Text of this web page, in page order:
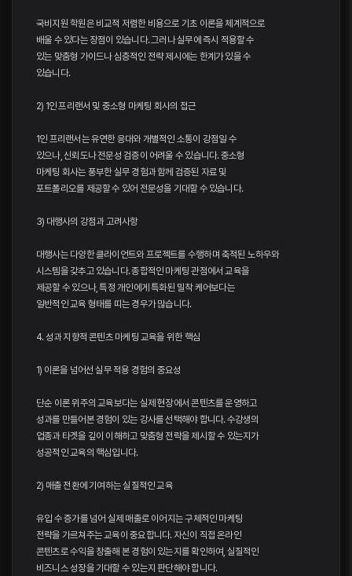
국비지원 학원은 비교적 저렴한 비용으로 기초 이론을 체계적으로
배울 수 있다는 장점이 있습니다. 그러나 실무에 즉시 적용할 수
있는 맞춤형 가이드나 심층적인 전략 제시에는 한계가 있을 수
있습니다.
2) 1인 프리랜서 및 중소형 마케팅 회사의 접근
1인 프리랜서는 유연한 응대와 개별적인 소통이 강점일 수
있으나, 신뢰도나 전문성 검증이 어려울 수 있습니다. 중소형
마케팅 회사는 풍부한 실무 경험과 함께 검증된 자료 및
포트폴리오를 제공할 수 있어 전문성을 기대할 수 있습니다.
3) 대행사의 강점과 고려사항
대행사는 다양한 클라이언트와 프로젝트를 수행하며 축적된 노하우와
시스템을 갖추고 있습니다. 종합적인 마케팅 관점에서 교육을
제공할 수 있으나, 특정 개인에게 특화된 밀착 케어보다는
일반적인 교육 형태를 띠는 경우가 많습니다.
4. 성과 지향적 콘텐츠 마케팅 교육을 위한 핵심
1) 이론을 넘어선 실무 적용 경험의 중요성
단순 이론 위주의 교육보다는 실제 현장에서 콘텐츠를 운영하고
성과를 만들어본 경험이 있는 강사를 선택해야 합니다. 수강생의
업종과 타겟을 깊이 이해하고 맞춤형 전략을 제시할 수 있는지가
성공적인 교육의 핵심입니다.
2) 매출 전환에 기여하는 실질적인 교육
유입 수 증가를 넘어 실제 매출로 이어지는 구체적인 마케팅
전략을 가르쳐주는 교육이 중요합니다. 자신이 직접 온라인
콘텐츠로 수익을 창출해 본 경험이 있는지를 확인하여, 실질적인
비즈니스 성장을 기대할 수 있는지 판단해야 합니다.